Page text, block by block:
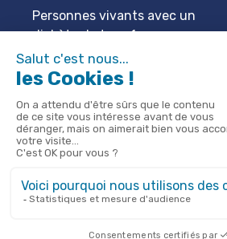
Personnes vivants avec un
diabète de type 1
Professionnels de santé
Protection des données
60 Rue Saint-Lazare, Paris